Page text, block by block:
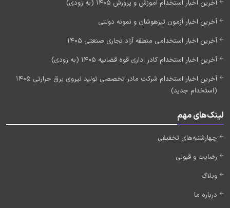
آخرین اخبار استخدام آموزش و پرورش 1405 (به زودی)
آخرین اخبار آزمون تیزهوشان و نمونه دولتی
آخرین اخبار استخدامی منطقه آزاد تجاری صنعتی 1405
آخرین اخبار استخدام کادر اداری قوه قضاییه 1405 (به زودی)
آخرین اخبار استخدام شرکت مادر تخصصی تولید نیروی برق حرارتی 1405
(استخدام جدید)
لینک‌های مهم
چهارشنبه‌های تخفیفی
رضایت و قبولی
وبلاگ
درباره ما